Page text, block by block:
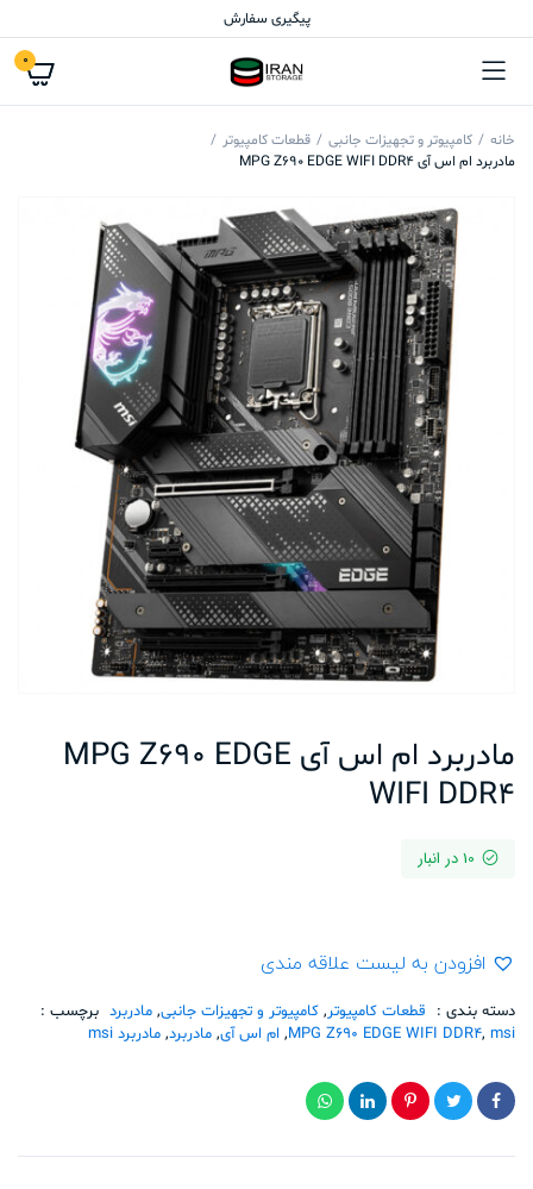
پیگیری سفارش
0
خانه کامپیوتر و تجهیزات جانبی
قطعات کامپیوتر
مادربرد ام اس آی MPG Z690 EDGE WIFI DDR4
مادربرد ام اس آی MPG Z690 EDGE
WIFI DDR4
10 در انبار
افزودن به لیست علاقه مندی
دسته بندی : قطعات کامپیوتر, کامپیوتر و تجهیزات جانبی, مادربرد برچسب :
MPG Z690 EDGE WIFI DDR4, msi
, ام اس آی, مادربرد, مادربرد msi